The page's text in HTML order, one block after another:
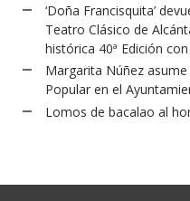
‘Doña Francisquita’
Teatro Clásico de
histórica 40ª Edición
Margarita Núñez
Popular en el
Lomos de bacalao al